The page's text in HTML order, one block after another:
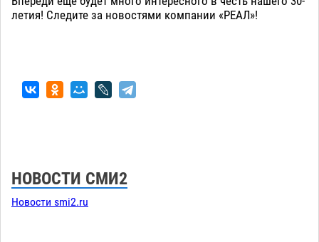
летия! Следите за новостями компании «РЕАЛ»!
НОВОСТИ СМИ2
Новости smi2.ru